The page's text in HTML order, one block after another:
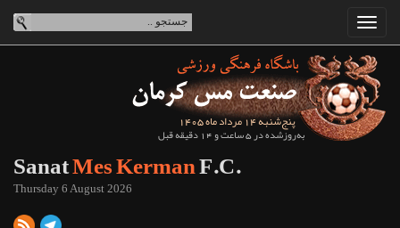
پنج‌شنبه 14 مرداد ماه 1405
به‌روزشده در 5 ساعت و 14 دقیقه قبل
SanatMes KermanF.C.
Thursday 6 August 2026